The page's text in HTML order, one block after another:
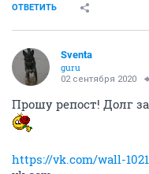
ОТВЕТИТЬ
Sventa
guru
02 сентября 2020
Прошу репост! Долг
https://vk.com/wall-